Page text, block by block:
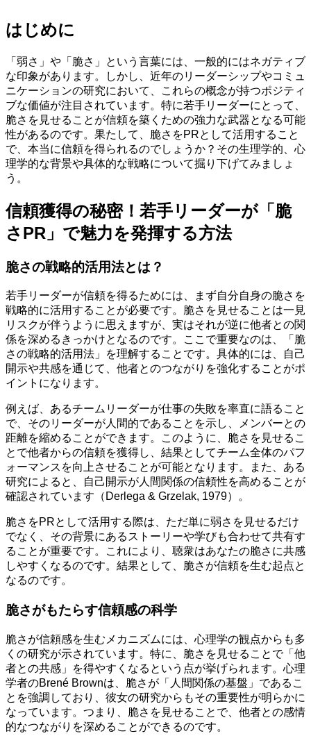
はじめに
「弱さ」や「脆さ」という言葉には、一般的にはネガティブ
な印象があります。しかし、近年のリーダーシップやコミュ
ニケーションの研究において、これらの概念が持つポジティ
ブな価値が注目されています。特に若手リーダーにとって、
脆さを見せることが信頼を築くための強力な武器となる可能
性があるのです。果たして、脆さをPRとして活用すること
で、本当に信頼を得られるのでしょうか？その生理学的、心
理学的な背景や具体的な戦略について掘り下げてみましょ
う。
信頼獲得の秘密！若手リーダーが「脆
さPR」で魅力を発揮する方法
脆さの戦略的活用法とは？
若手リーダーが信頼を得るためには、まず自分自身の脆さを
戦略的に活用することが必要です。脆さを見せることは一見
リスクが伴うように思えますが、実はそれが逆に他者との関
係を深めるきっかけとなるのです。ここで重要なのは、「脆
さの戦略的活用法」を理解することです。具体的には、自己
開示や共感を通じて、他者とのつながりを強化することがポ
イントになります。
例えば、あるチームリーダーが仕事の失敗を率直に語ること
で、そのリーダーが人間的であることを示し、メンバーとの
距離を縮めることができます。このように、脆さを見せるこ
とで他者からの信頼を獲得し、結果としてチーム全体のパフ
ォーマンスを向上させることが可能となります。また、ある
研究によると、自己開示が人間関係の信頼性を高めることが
確認されています（Derlega & Grzelak, 1979）。
脆さをPRとして活用する際は、ただ単に弱さを見せるだけ
でなく、その背景にあるストーリーや学びも合わせて共有す
ることが重要です。これにより、聴衆はあなたの脆さに共感
しやすくなるのです。結果として、脆さが信頼を生む起点と
なるのです。
脆さがもたらす信頼感の科学
脆さが信頼感を生むメカニズムには、心理学の観点からも多
くの研究が示されています。特に、脆さを見せることで「他
者との共感」を得やすくなるという点が挙げられます。心理
学者のBrené Brownは、脆さが「人間関係の基盤」であるこ
とを強調しており、彼女の研究からもその重要性が明らかに
なっています。つまり、脆さを見せることで、他者との感情
的なつながりを深めることができるのです。